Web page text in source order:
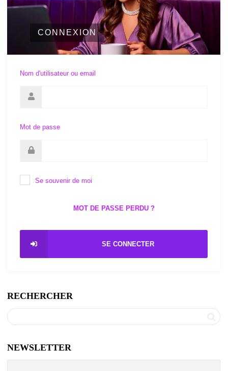
CONNEXION
Nom d'utilisateur ou email
Mot de passe
Se souvenir de moi
MOT DE PASSE PERDU ?
SE CONNECTER
RECHERCHER
NEWSLETTER